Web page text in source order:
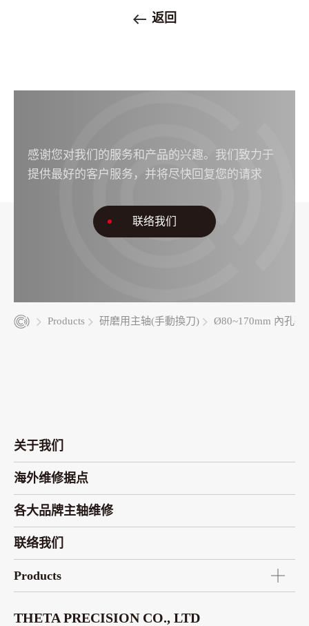
感谢您对我们的服务和产品的兴趣。我们致力于
提供最好的客户服务，并将尽快回复您的请求
联络我们
Products 研磨用主轴(手動換刀) Ø80~170mm 內孔研
返回
关于我们
海外维修据点
各大品牌主轴维修
联络我们
Products
THETA PRECISION CO., LTD